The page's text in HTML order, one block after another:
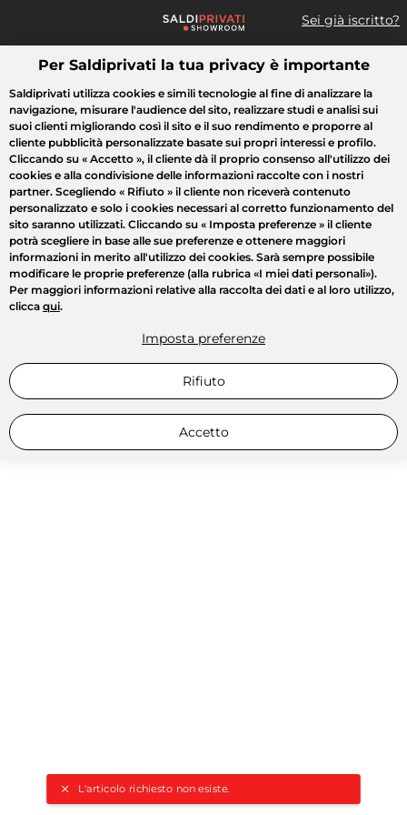
Sei già iscritto?
Cosa cerchi?
L'articolo richiesto non esiste.
Tutte le vendite Moda Casa Bellezza Elettrodomestici
Per Saldiprivati la tua privacy è importante
Saldiprivati utilizza cookies e simili tecnologie al fine di analizzare la
navigazione, misurare l'audience del sito, realizzare studi e analisi sui
suoi clienti migliorando così il sito e il suo rendimento e proporre al
cliente pubblicità personalizzate basate sui propri interessi e profilo.
Cliccando su « Accetto », il cliente dà il proprio consenso all'utilizzo dei
cookies e alla condivisione delle informazioni raccolte con i nostri
partner. Scegliendo « Rifiuto » il cliente non riceverà contenuto
personalizzato e solo i cookies necessari al corretto funzionamento del
sito saranno utilizzati. Cliccando su « Imposta preferenze » il cliente
potrà scegliere in base alle sue preferenze e ottenere maggiori
informazioni in merito all'utilizzo dei cookies. Sarà sempre possibile
modificare le proprie preferenze (alla rubrica «I miei dati personali»).
Per maggiori informazioni relative alla raccolta dei dati e al loro utilizzo,
clicca qui.
Imposta preferenze
Rifiuto
Accetto